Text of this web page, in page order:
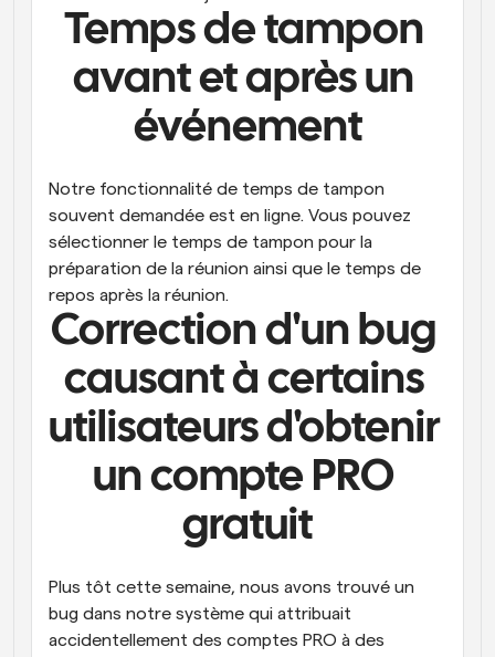
Temps de tampon
avant et après un
événement
Notre fonctionnalité de temps de tampon
souvent demandée est en ligne. Vous pouvez
sélectionner le temps de tampon pour la
préparation de la réunion ainsi que le temps de
repos après la réunion.
Correction d'un bug
causant à certains
utilisateurs d'obtenir
un compte PRO
gratuit
Plus tôt cette semaine, nous avons trouvé un
bug dans notre système qui attribuait
accidentellement des comptes PRO à des